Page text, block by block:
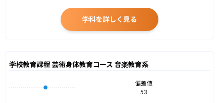
学科を詳しく見る
学校教育課程 芸術身体教育コース 音楽教育系
偏差値
53